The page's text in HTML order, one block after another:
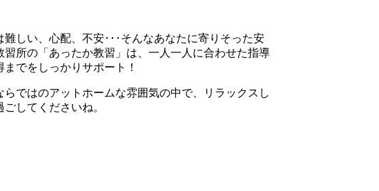
難しい、心配、不安･･･そんなあなたに寄りそった安
習所の「あったか教習」は、一人一人に合わせた指導
までをしっかりサポート！
らではのアットホームな雰囲気の中で、リラックスし
してくださいね。